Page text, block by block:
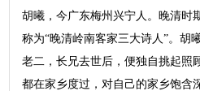
胡曦，今广东梅州兴宁人。晚清时
称为“晚清岭南客家三大诗人”。胡
老二，长兄去世后，便独自挑起照
都在家乡度过，对自己的家乡饱含